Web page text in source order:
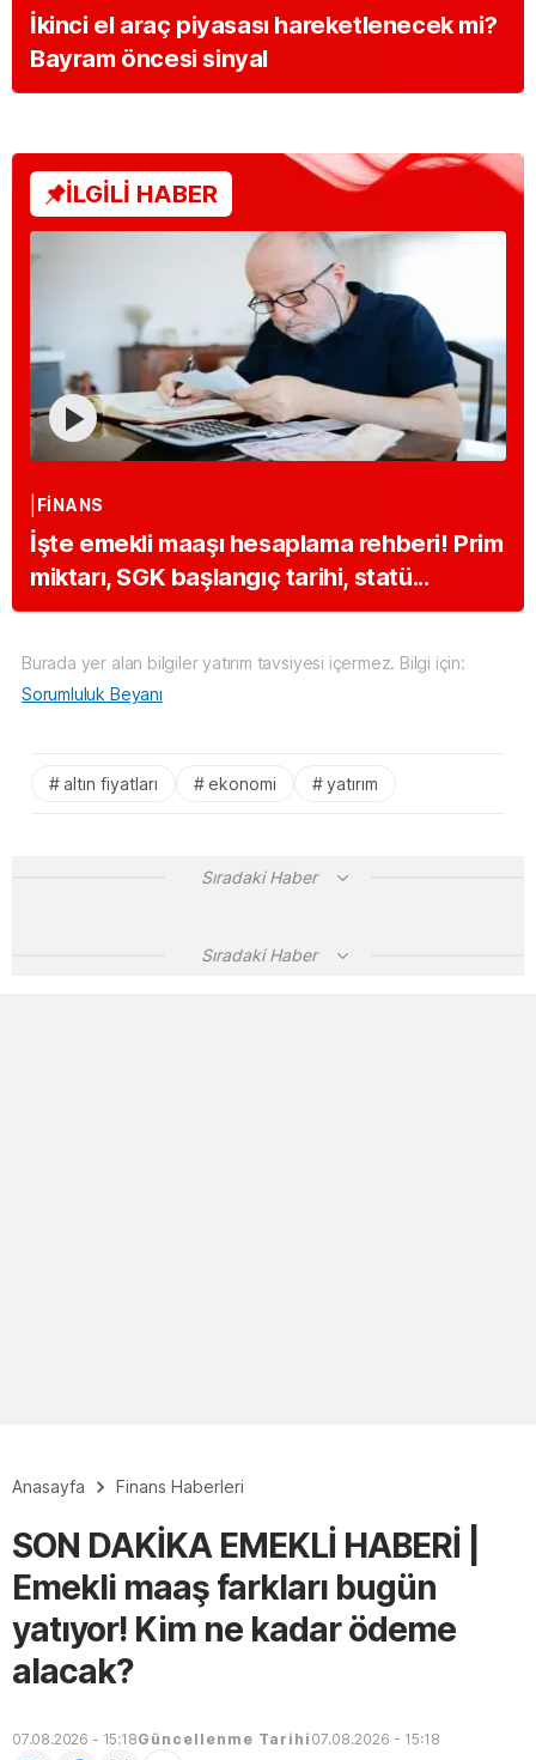
İkinci el araç piyasası hareketlenecek mi?
Bayram öncesi sinyal
İLGİLİ HABER
FINANS
İşte emekli maaşı hesaplama rehberi! Prim
miktarı, SGK başlangıç tarihi, statü...
Burada yer alan bilgiler yatırım tavsiyesi içermez. Bilgi için:
Sorumluluk Beyanı
altın fiyatları ekonomi yatırım
Sıradaki Haber
Sıradaki Haber
Anasayfa Finans Haberleri
SON DAKİKA EMEKLİ HABERİ |
Emekli maaş farkları bugün
yatıyor! Kim ne kadar ödeme
alacak?
07.08.2026 - 15:18Güncellenme Tarihi 07.08.2026 - 15:18